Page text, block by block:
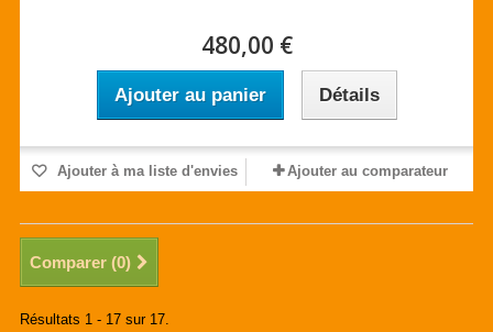
480,00 €
Ajouter au panier Détails
Ajouter à ma liste d'envies Ajouter au comparateur
Comparer (0)
Résultats 1 - 17 sur 17.